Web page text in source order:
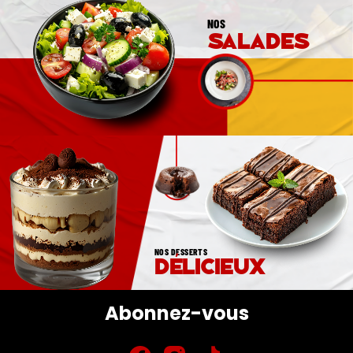
NOS
salades
NOS DESSERTS
délicieux
Abonnez-vous